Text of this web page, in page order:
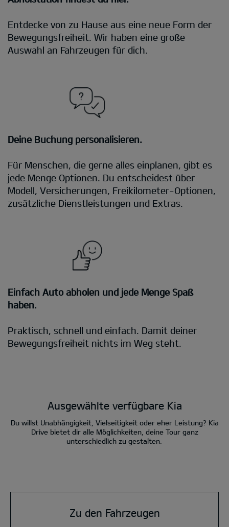
Entdecke von zu Hause aus eine neue Form der
Bewegungsfreiheit. Wir haben eine große
Auswahl an Fahrzeugen für dich.
Deine Buchung personalisieren.
Für Menschen, die gerne alles einplanen, gibt es
jede Menge Optionen. Du entscheidest über
Modell, Versicherungen, Freikilometer-Optionen,
zusätzliche Dienstleistungen und Extras.
Einfach Auto abholen und jede Menge Spaß
haben.
Praktisch, schnell und einfach. Damit deiner
Bewegungsfreiheit nichts im Weg steht.
Ausgewählte verfügbare Kia
Du willst Unabhängigkeit, Vielseitigkeit oder eher Leistung? Kia
Drive bietet dir alle Möglichkeiten, deine Tour ganz
unterschiedlich zu gestalten.
Zu den Fahrzeugen